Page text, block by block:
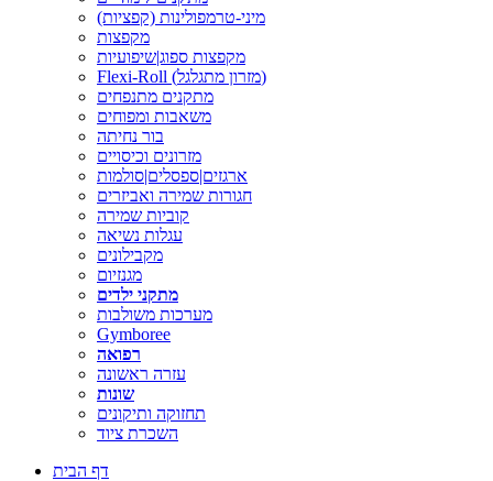
מיני-טרמפולינות (קפציות)
מקפצות
מקפצות ספוג|שיפועיות
Flexi-Roll (מזרון מתגלגל)
מתקנים מתנפחים
משאבות ומפוחים
בור נחיתה
מזרונים וכיסויים
ארגזים|ספסלים|סולמות
חגורות שמירה ואביזרים
קוביות שמירה
עגלות נשיאה
מקבילונים
מגנזיום
מתקני ילדים
מערכות משולבות
Gymboree
רפואה
עזרה ראשונה
שונות
תחזוקה ותיקונים
השכרת ציוד
דף הבית